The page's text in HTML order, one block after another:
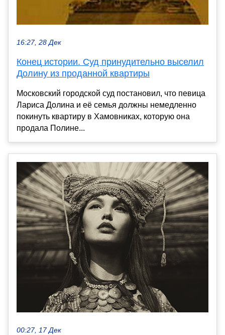
16:27, 28 Дек
Конец истории. Суд принудительно выселил
Долину из проданной квартиры
Московский городской суд постановил, что певица
Лариса Долина и её семья должны немедленно
покинуть квартиру в Хамовниках, которую она
продала Полине...
00:27, 17 Дек